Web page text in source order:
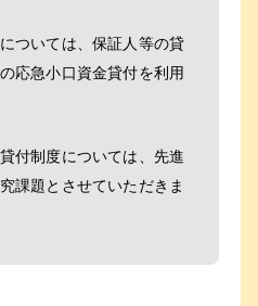
ついては、保証人等の貸
応急小口資金貸付を利用
付制度については、先進
課題とさせていただきま